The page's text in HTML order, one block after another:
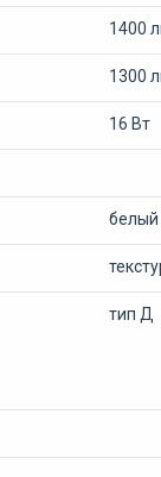
1400
1300
16 Вт
белый
тип Д